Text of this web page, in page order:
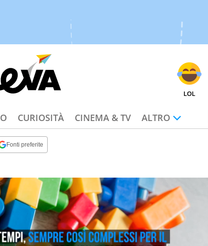
LOL
CURIOSITÀ CINEMA & TV ALTRO
Fonti preferite